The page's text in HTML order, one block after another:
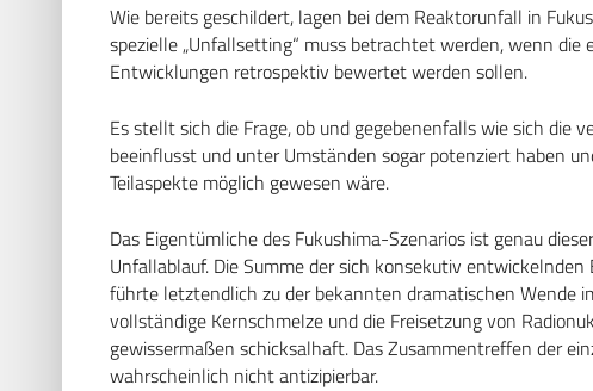
Wie bereits geschildert, lagen bei dem Reaktorunfall in
spezielle „Unfallsetting“ muss betrachtet werden, wenn
Entwicklungen retrospektiv bewertet werden sollen.
Es stellt sich die Frage, ob und gegebenenfalls wie sich die
beeinflusst und unter Umständen sogar potenziert haben
Teilaspekte möglich gewesen wäre.
Das Eigentümliche des Fukushima-Szenarios ist genau
Unfallablauf. Die Summe der sich konsekutiv entwickelnden
führte letztendlich zu der bekannten dramatischen Wende
vollständige Kernschmelze und die Freisetzung von
gewissermaßen schicksalhaft. Das Zusammentreffen der
wahrscheinlich nicht antizipierbar.